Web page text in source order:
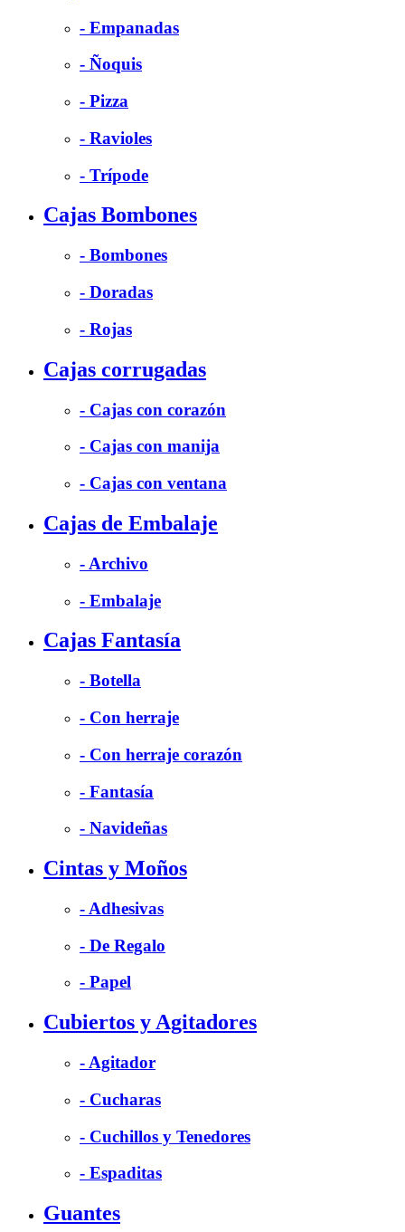
- Empanadas
- Ñoquis
- Pizza
- Ravioles
- Trípode
Cajas Bombones
- Bombones
- Doradas
- Rojas
Cajas corrugadas
- Cajas con corazón
- Cajas con manija
- Cajas con ventana
Cajas de Embalaje
- Archivo
- Embalaje
Cajas Fantasía
- Botella
- Con herraje
- Con herraje corazón
- Fantasía
- Navideñas
Cintas y Moños
- Adhesivas
- De Regalo
- Papel
Cubiertos y Agitadores
- Agitador
- Cucharas
- Cuchillos y Tenedores
- Espaditas
Guantes